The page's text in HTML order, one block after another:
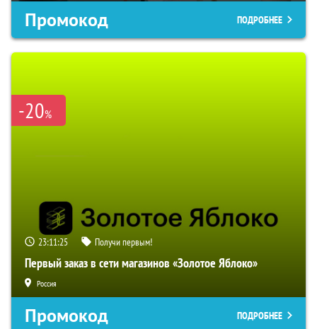
Промокод ПОДРОБНЕЕ
-20%
23:11:24 Получи первым!
Первый заказ в сети магазинов «Золотое Яблоко»
Россия
Промокод ПОДРОБНЕЕ